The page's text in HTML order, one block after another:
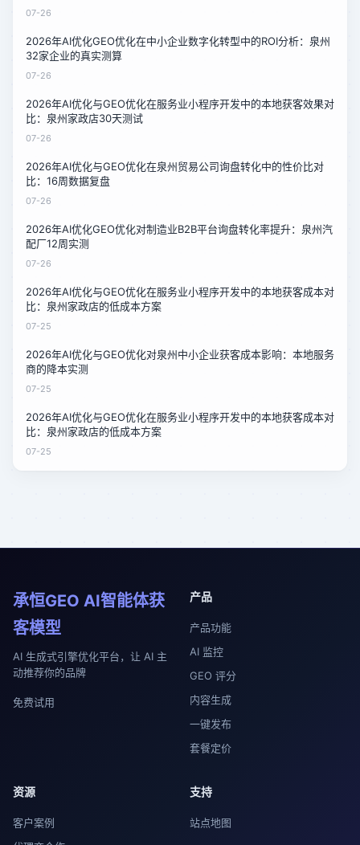
07-26
2026年AI优化GEO优化在中小企业数字化转型中的ROI分析：泉州
32家企业的真实测算
07-26
2026年AI优化与GEO优化在服务业小程序开发中的本地获客效果对
比：泉州家政店30天测试
07-26
2026年AI优化与GEO优化在泉州贸易公司询盘转化中的性价比对
比：16周数据复盘
07-26
2026年AI优化GEO优化对制造业B2B平台询盘转化率提升：泉州汽
配厂12周实测
07-26
2026年AI优化与GEO优化在服务业小程序开发中的本地获客成本对
比：泉州家政店的低成本方案
07-25
2026年AI优化与GEO优化对泉州中小企业获客成本影响：本地服务
商的降本实测
07-25
2026年AI优化与GEO优化在服务业小程序开发中的本地获客成本对
比：泉州家政店的低成本方案
07-25
承恒GEO AI智能体获
客模型
AI 生成式引擎优化平台，让 AI 主
动推荐你的品牌
免费试用
产品
产品功能
AI 监控
GEO 评分
内容生成
一键发布
套餐定价
资源
客户案例
支持
站点地图